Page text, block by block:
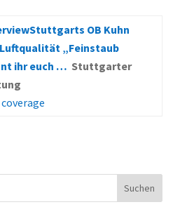
OB Kuhn
„Feinstaub
ihr euch … Stuttgarter
Suchen